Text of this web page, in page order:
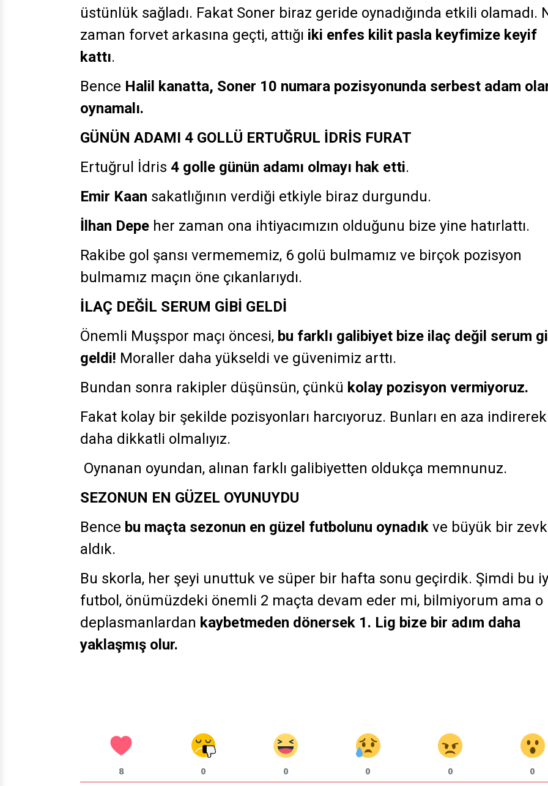
üstünlük sağladı. Fakat Soner biraz geride oynadığında etkili olamadı.
zaman forvet arkasına geçti, attığı iki enfes kilit pasla keyfimize keyif
kattı.
Bence Halil kanatta, Soner 10 numara pozisyonunda serbest adam
oynamalı.
GÜNÜN ADAMI 4 GOLLÜ ERTUĞRUL İDRİS FURAT
Ertuğrul İdris 4 golle günün adamı olmayı hak etti.
Emir Kaan sakatlığının verdiği etkiyle biraz durgundu.
İlhan Depe her zaman ona ihtiyacımızın olduğunu bize yine hatırlattı.
Rakibe gol şansı vermememiz, 6 golü bulmamız ve birçok pozisyon
bulmamız maçın öne çıkanlarıydı.
İLAÇ DEĞİL SERUM GİBİ GELDİ
Önemli Muşspor maçı öncesi, bu farklı galibiyet bize ilaç değil serum
geldi! Moraller daha yükseldi ve güvenimiz arttı.
Bundan sonra rakipler düşünsün, çünkü kolay pozisyon vermiyoruz.
Fakat kolay bir şekilde pozisyonları harcıyoruz. Bunları en aza indirerek
daha dikkatli olmalıyız.
Oynanan oyundan, alınan farklı galibiyetten oldukça memnunuz.
SEZONUN EN GÜZEL OYUNUYDU
Bence bu maçta sezonun en güzel futbolunu oynadık ve büyük bir zevk
aldık.
Bu skorla, her şeyi unuttuk ve süper bir hafta sonu geçirdik. Şimdi bu
futbol, önümüzdeki önemli 2 maçta devam eder mi, bilmiyorum ama o
deplasmanlardan kaybetmeden dönersek 1. Lig bize bir adım daha
yaklaşmış olur.
8 0 0 0 0 0